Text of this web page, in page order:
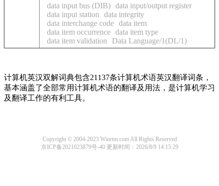
data input bus (DIB) data input/output register
data input station
data integrity
data interchange code data item
data item occurrence data item type
data item validation
Data Language/1(DL/1)
计算机英汉双解词典包含21137条计算机术语英汉翻译词条，
基本涵盖了全部常用计算机术语的翻译及用法，是计算机学习
及翻译工作的有利工具。
Copyright © 2004-2023 Winrtm.com All Rights Reserved
京ICP备2021023879号-40 更新时间：2026/8/9 14:15:29